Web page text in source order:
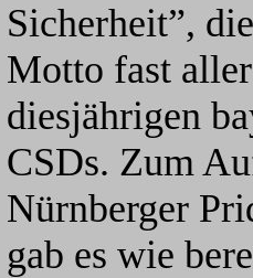
Sicherheit”,
Motto fast aller
diesjährigen
CSDs. Zum
Nürnberger
gab es wie